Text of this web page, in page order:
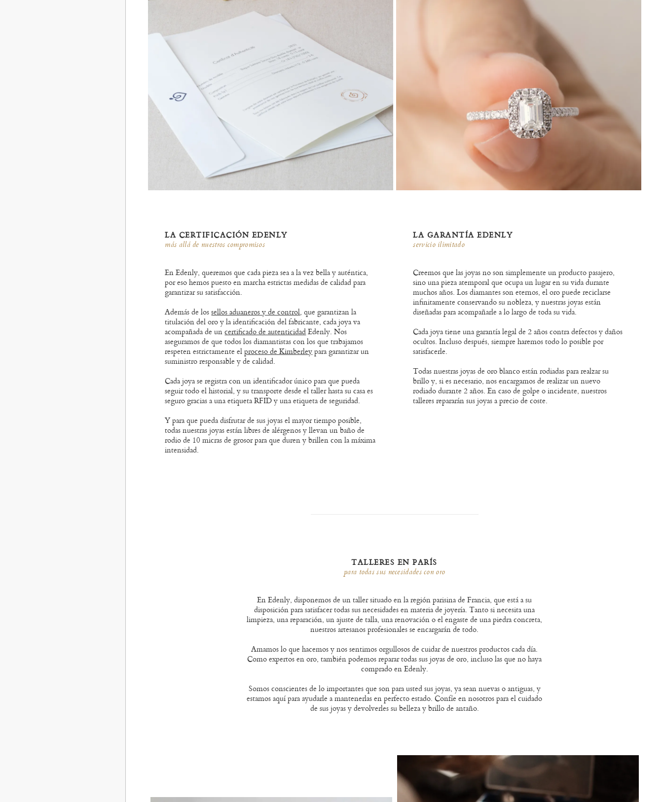
LA CERTIFICACIÓN EDENLY
más allá de nuestros compromisos
En Edenly, queremos que cada pieza sea a la vez bella y auténtica,
por eso hemos puesto en marcha estrictas medidas de calidad para
garantizar su satisfacción.
Además de lossellos aduaneros y de control, que garantizan la
titulación del oro y la identificación del fabricante, cada joya va
acompañada de uncertificado de autenticidadEdenly. Nos
aseguramos de que todos los diamantistas con los que trabajamos
respeten estrictamente elproceso de Kimberleypara garantizar un
suministro responsable y de calidad.
Cada joya se registra con un identificador único para que pueda
seguir todo el historial, y su transporte desde el taller hasta su casa es
seguro gracias a una etiqueta RFID y una etiqueta de seguridad.
Y para que pueda disfrutar de sus joyas el mayor tiempo posible,
todas nuestras joyas están libres de alérgenos y llevan un baño de
rodio de 10 micras de grosor para que duren y brillen con la máxima
intensidad.
LA GARANTÍA EDENLY
servicio ilimitado
Creemos que las joyas no son simplemente un producto pasajero,
sino una pieza atemporal que ocupa un lugar en su vida durante
muchos años. Los diamantes son eternos, el oro puede reciclarse
infinitamente conservando su nobleza, y nuestras joyas están
diseñadas para acompañarle a lo largo de toda su vida.
Cada joya tiene una garantía legal de 2 años contra defectos y daños
ocultos. Incluso después, siempre haremos todo lo posible por
satisfacerle.
Todas nuestras joyas de oro blanco están rodiadas para realzar su
brillo y, si es necesario, nos encargamos de realizar un nuevo
rodiado durante 2 años. En caso de golpe o incidente, nuestros
talleres repararán sus joyas a precio de coste.
TALLERES EN PARÍS
para todas sus necesidades con oro
En Edenly, disponemos de un taller situado en la región parisina de Francia, que está a su
disposición para satisfacer todas sus necesidades en materia de joyería. Tanto si necesita una
limpieza, una reparación, un ajuste de talla, una renovación o el engaste de una piedra concreta,
nuestros artesanos profesionales se encargarán de todo.
Amamos lo que hacemos y nos sentimos orgullosos de cuidar de nuestros productos cada día.
Como expertos en oro, también podemos reparar todas sus joyas de oro, incluso las que no haya
comprado en Edenly.
Somos conscientes de lo importantes que son para usted sus joyas, ya sean nuevas o antiguas, y
estamos aquí para ayudarle a mantenerlas en perfecto estado. Confíe en nosotros para el cuidado
de sus joyas y devolverles su belleza y brillo de antaño.